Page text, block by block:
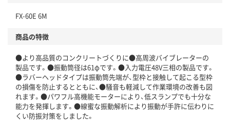
FX-60E 6M
商品の特徴
●より高品質のコンクリートづくりに●高周波バイブレーターの
製品です。●振動筒径は61φです。●入力電圧48V三相の製品です。
●ラバーヘッドタイプは振動筒先端が、型枠と接触して起こる型枠
の損傷を防止するとともに、●騒音も軽減して作業環境の改善も図
れます。●パワフル高機能モーターにより、低スランプでも十分な
能力を発揮します。●線蜜な振動解析により振動が手許に伝わりに
くい防振対策をしました。